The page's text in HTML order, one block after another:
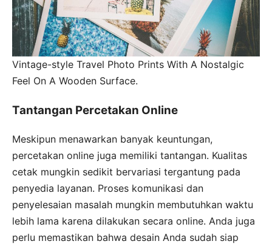
Vintage-style Travel Photo Prints With A Nostalgic
Feel On A Wooden Surface.
Tantangan Percetakan Online
Meskipun menawarkan banyak keuntungan,
percetakan online juga memiliki tantangan. Kualitas
cetak mungkin sedikit bervariasi tergantung pada
penyedia layanan. Proses komunikasi dan
penyelesaian masalah mungkin membutuhkan waktu
lebih lama karena dilakukan secara online. Anda juga
perlu memastikan bahwa desain Anda sudah siap